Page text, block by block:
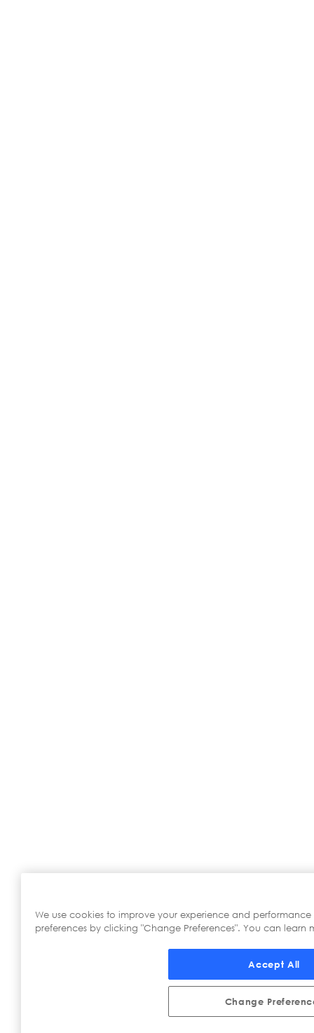
We use cookies to improve your experience and
preferences by clicking "Change Preferences". You can learn
Accept All
Change